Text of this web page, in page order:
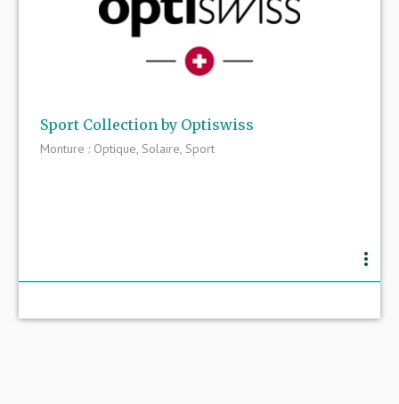
Sport Collection by Optiswiss
Monture : Optique, Solaire, Sport
more_vert